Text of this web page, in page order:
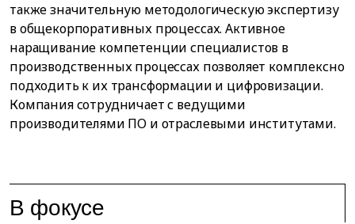
также значительную методологическую экспертизу
в общекорпоративных процессах. Активное
наращивание компетенции специалистов в
производственных процессах позволяет комплексно
подходить к их трансформации и цифровизации.
Компания сотрудничает с ведущими
производителями ПО и отраслевыми институтами.
В фокусе